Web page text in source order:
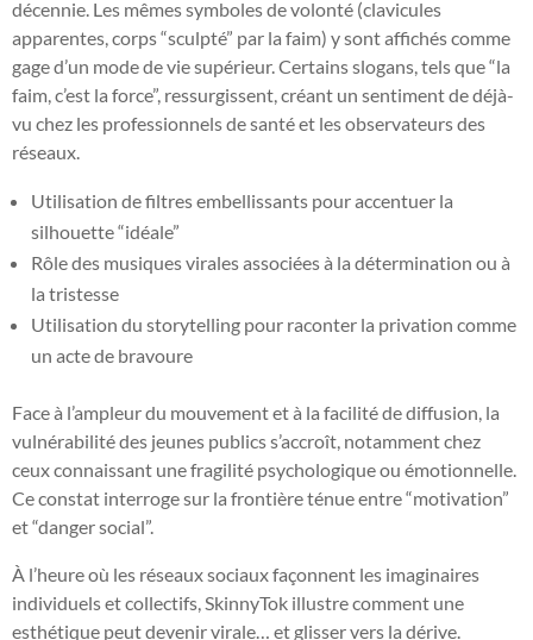
décennie. Les mêmes symboles de volonté (clavicules
apparentes, corps “sculpté” par la faim) y sont affichés comme
gage d’un mode de vie supérieur. Certains slogans, tels que “la
faim, c’est la force”, ressurgissent, créant un sentiment de déjà-
vu chez les professionnels de santé et les observateurs des
réseaux.
Utilisation de filtres embellissants pour accentuer la
silhouette “idéale”
Rôle des musiques virales associées à la détermination ou à
la tristesse
Utilisation du storytelling pour raconter la privation comme
un acte de bravoure
Face à l’ampleur du mouvement et à la facilité de diffusion, la
vulnérabilité des jeunes publics s’accroît, notamment chez
ceux connaissant une fragilité psychologique ou émotionnelle.
Ce constat interroge sur la frontière ténue entre “motivation”
et “danger social”.
À l’heure où les réseaux sociaux façonnent les imaginaires
individuels et collectifs, SkinnyTok illustre comment une
esthétique peut devenir virale… et glisser vers la dérive.